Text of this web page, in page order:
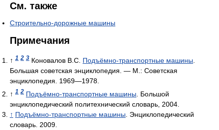
См. также
Строительно-дорожные машины
Примечания
↑ 1 2 3 Коновалов В.С. Подъёмно-транспортные машины
Большая советская энциклопедия. — М.: Советская
энциклопедия. 1969—1978.
↑ 1 2 Подъёмно-транспортные машины . Большой
энциклопедический политехнический словарь, 2004.
↑ Подъёмно-транспортные машины . Энциклопедический
словарь. 2009.